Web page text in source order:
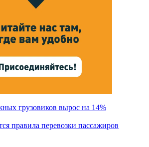
грузовиков вырос на 14%
правила перевозки пассажиров